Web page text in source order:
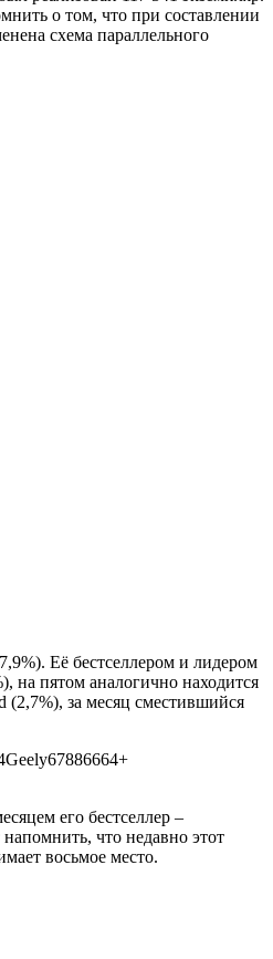
о том, что при составлении
схема параллельного
Её бестселлером и лидером
на пятом аналогично находится
(2,7%), за месяц сместившийся
его бестселлер –
что недавно этот
восьмое место.